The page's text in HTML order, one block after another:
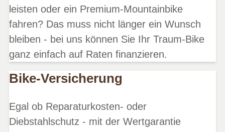
leisten oder ein Premium-Mountainbike
fahren? Das muss nicht länger ein Wunsch
bleiben - bei uns können Sie Ihr Traum-Bike
ganz einfach auf Raten finanzieren.
Bike-Versicherung
Egal ob Reparaturkosten- oder
Diebstahlschutz - mit der Wertgarantie